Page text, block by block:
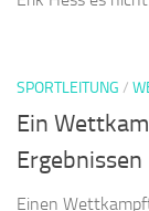
SPORTLEITUNG /
Ein
Ergebnissen
Einen